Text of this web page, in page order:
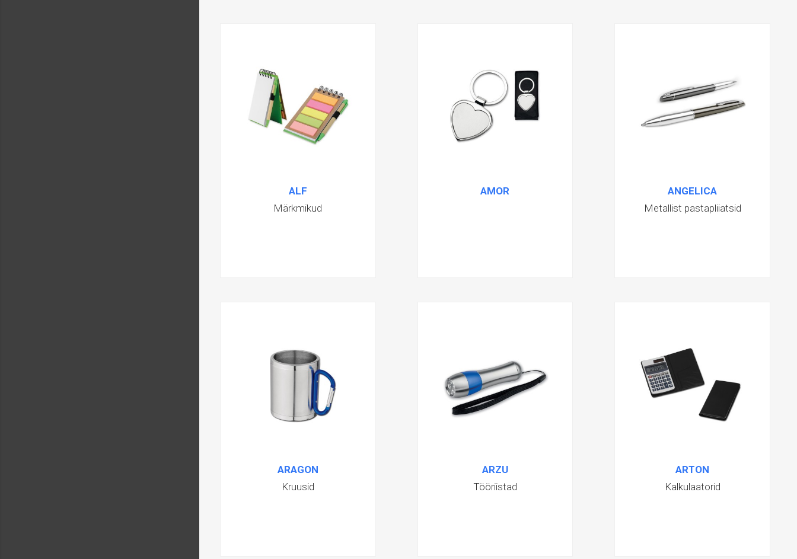
ALF
Märkmikud
AMOR
ANGELICA
Metallist pastapliiatsid
ARAGON
Kruusid
ARZU
Tööriistad
ARTON
Kalkulaatorid